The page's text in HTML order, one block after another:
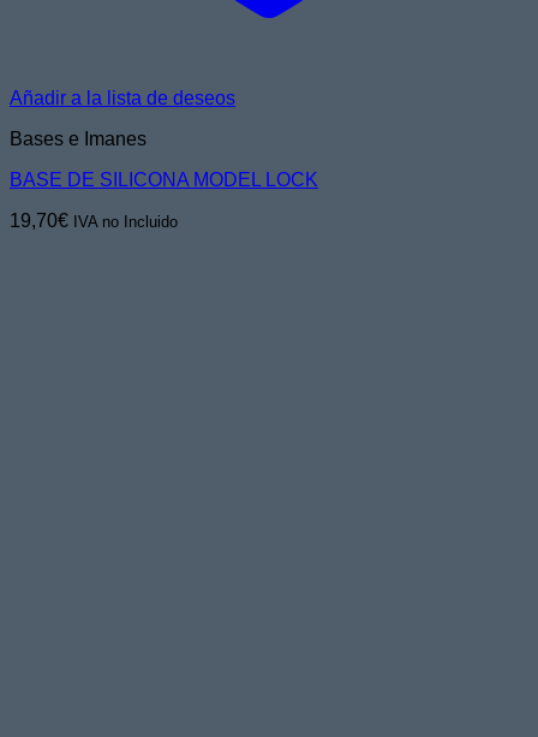
Añadir a la lista de deseos
Bases e Imanes
BASE DE SILICONA MODEL LOCK
19,70€ IVA no Incluido